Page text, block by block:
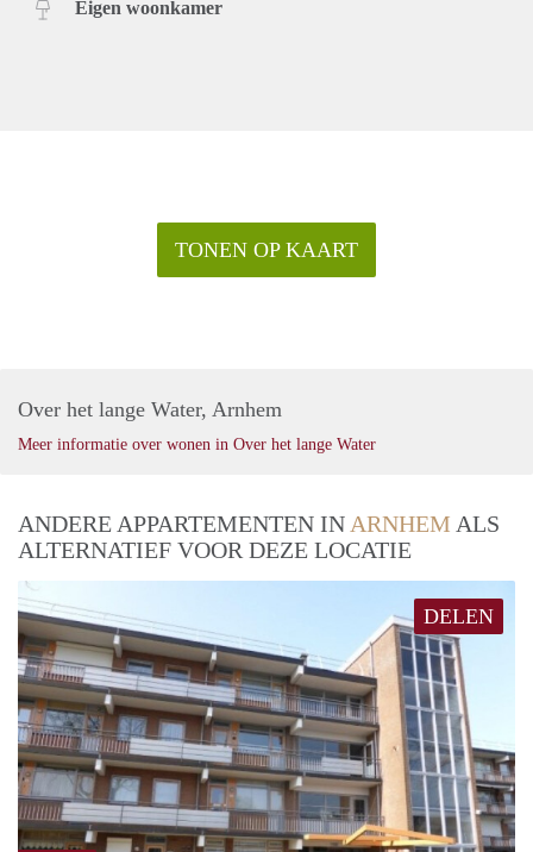
Eigen woonkamer
TONEN OP KAART
Over het lange Water, Arnhem
Meer informatie over wonen in Over het lange Water
ANDERE APPARTEMENTEN IN ARNHEM ALS
ALTERNATIEF VOOR DEZE LOCATIE
DELEN